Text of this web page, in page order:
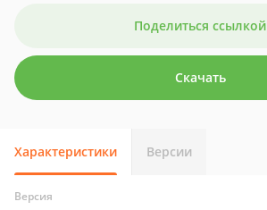
Поделиться ссылкой
Скачать
Характеристики Версии
Версия